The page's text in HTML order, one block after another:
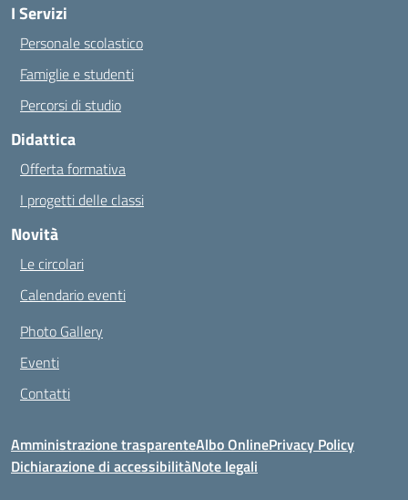
I Servizi
Personale scolastico
Famiglie e studenti
Percorsi di studio
Didattica
Offerta formativa
I progetti delle classi
Novità
Le circolari
Calendario eventi
Photo Gallery
Eventi
Contatti
Amministrazione trasparenteAlbo OnlinePrivacy Policy
Dichiarazione di accessibilitàNote legali